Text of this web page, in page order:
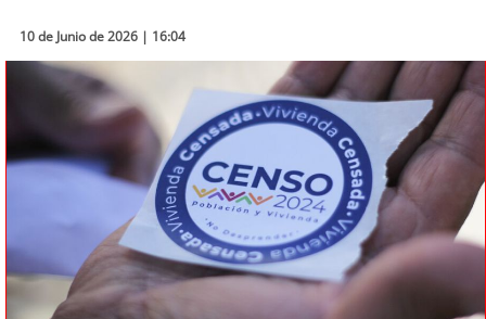
Tecnología
Sostenibilidad
chile
arica
iquique
soycalama
10 de Junio de 2026 | 16:04